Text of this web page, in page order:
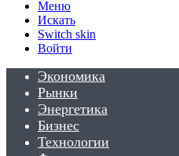
Меню
Искать
Switch skin
Войти
Экономика
Рынки
Энергетика
Бизнес
Технологии